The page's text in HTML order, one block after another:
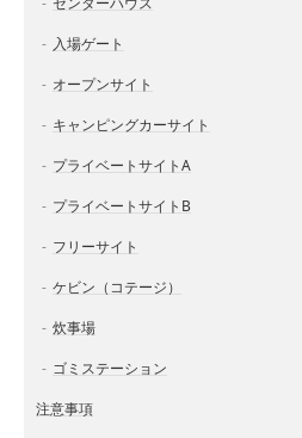
入場ゲート
オープンサイト
キャンピングカーサイト
プライベートサイトA
プライベートサイトB
フリーサイト
ケビン（コテージ）
炊事場
ゴミステーション
注意事項